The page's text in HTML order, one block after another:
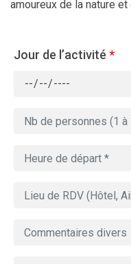
amoureux de la nature et
Jour de l’activité *